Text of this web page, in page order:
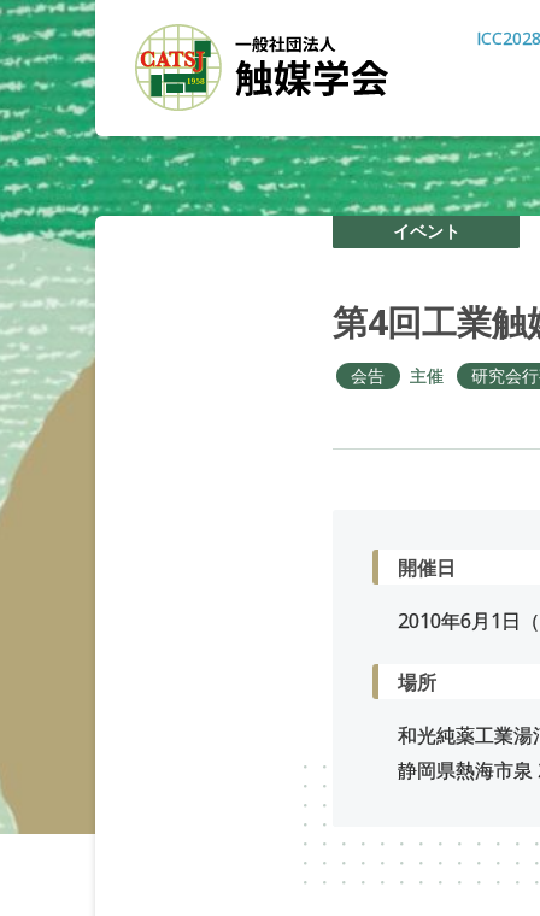
イベント
第4回工業触
会告 主催 研究会
開催日
2010年6月1日
場所
和光純薬工業湯
静岡県熱海市泉